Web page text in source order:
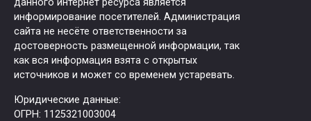
информирование посетителей. Администрация
сайта не несёте ответственности за
достоверность размещенной информации, так
как вся информация взята с открытых
источников и может со временем устаревать.
Юридические данные:
ОГРН: 1125321003004